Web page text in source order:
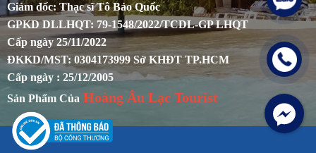
Giám đốc: Thạc sĩ Tô Bảo Quốc
GPKD DLLHQT: 79-1548/2022/TCDL-GP LHQT
Cấp ngày 25/11/2022
ĐKKD/MST: 0304173999 Sở KHĐT TP.HCM
Cấp ngày : 25/12/2005
Sản Phẩm Của Hoàng Âu Lạc Tourist